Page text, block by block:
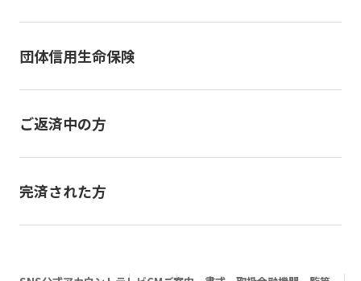
団体信用生命保険
ご返済中の方
完済された方